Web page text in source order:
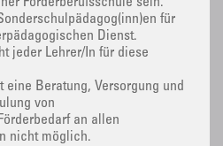
Förderberufsschule sein.
für
Dienst.
jeder Lehrer/In für diese
eine Beratung, Versorgung und
von
an allen
nicht möglich.